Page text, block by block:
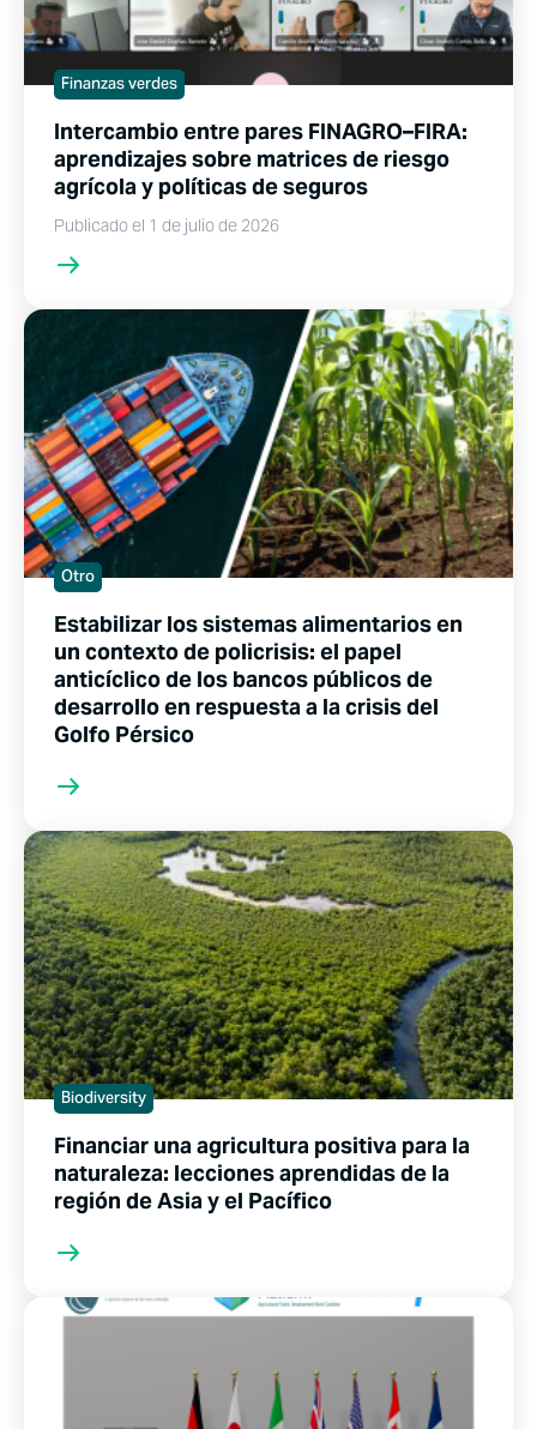
Finanzas verdes
Intercambio entre pares FINAGRO–FIRA:
aprendizajes sobre matrices de riesgo
agrícola y políticas de seguros
Publicado el 1 de julio de 2026
Otro
Estabilizar los sistemas alimentarios en
un contexto de policrisis: el papel
anticíclico de los bancos públicos de
desarrollo en respuesta a la crisis del
Golfo Pérsico
Biodiversity
Financiar una agricultura positiva para la
naturaleza: lecciones aprendidas de la
región de Asia y el Pacífico